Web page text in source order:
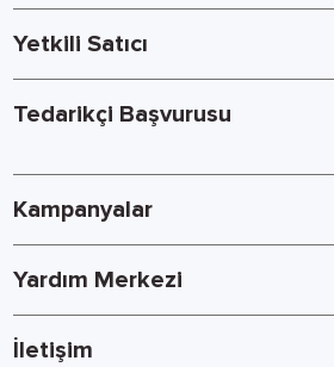
Yetkili Satıcı
Tedarikçi Başvurusu
Kampanyalar
Yardım Merkezi
İletişim